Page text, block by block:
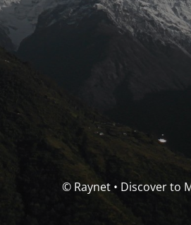
© Raynet • Discover to